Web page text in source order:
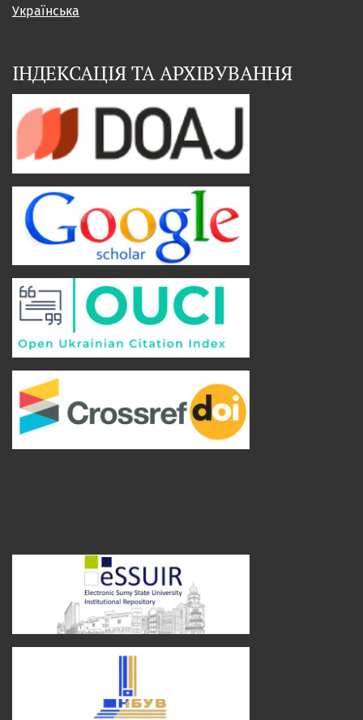
Українська
ІНДЕКСАЦІЯ ТА АРХІВУВАННЯ